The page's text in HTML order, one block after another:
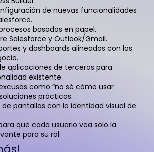
de nuevas funcionalidades
basados en papel.
Salesforce y Outlook/Gmail.
y dashboards alineados con los
aplicaciones de terceros para
existente.
como “no sé cómo usar
prácticas.
pantallas con la identidad visual de
que cada usuario vea solo la
para su rol.